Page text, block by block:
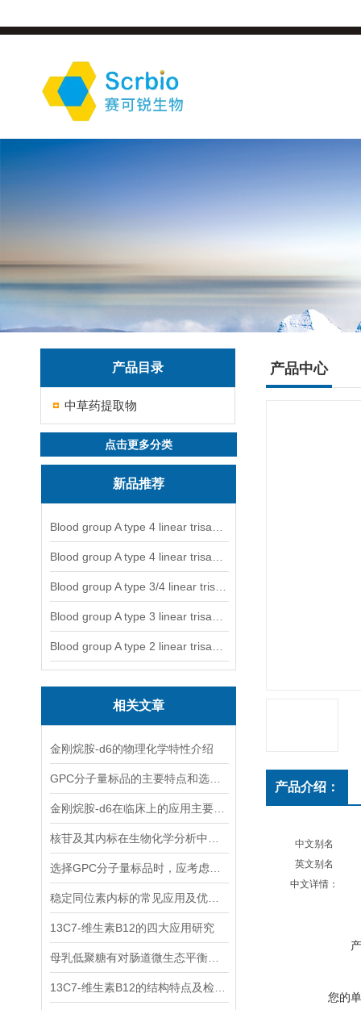
产品目录
中草药提取物
点击更多分类
新品推荐
相关文章
金刚烷胺-d6的物理化学特性介绍
13C7-维生素B12的四大应用研究
产品中心
产品介绍：
中文别名
英文别名
中文详情：
您的